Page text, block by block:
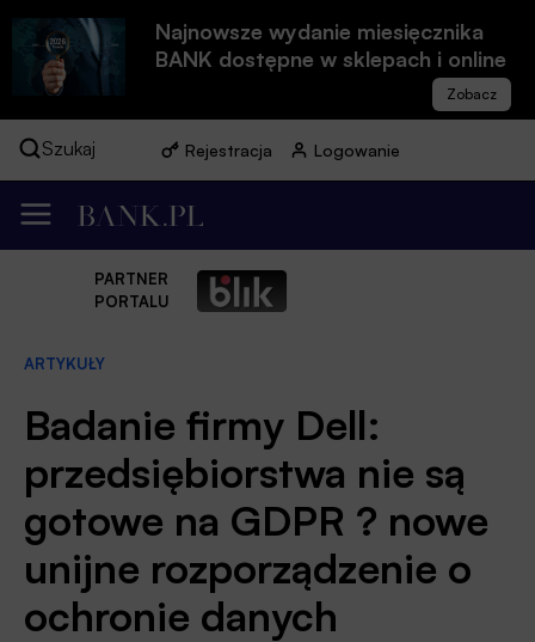
Najnowsze wydanie miesięcznika
BANK dostępne w sklepach i online
Szukaj Rejestracja Logowanie
PARTNER
PORTALU
ARTYKUŁY
Badanie firmy Dell:
przedsiębiorstwa nie są
gotowe na GDPR ? nowe
unijne rozporządzenie o
ochronie danych